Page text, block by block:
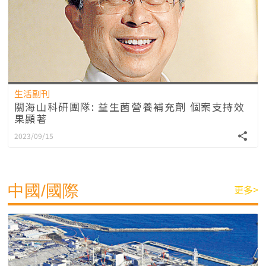
生活副刊
關海山科研團隊: 益生菌營養補充劑 個案支持效
果顯著
2023/09/15
中國/國際 更多>